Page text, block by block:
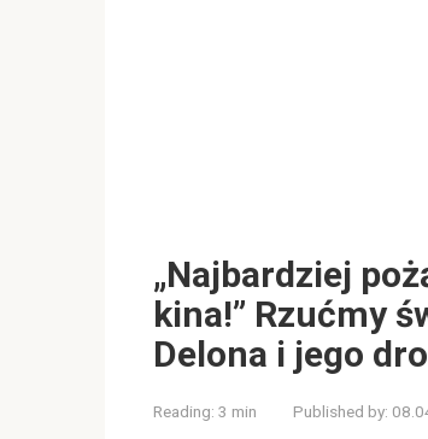
„Najbardziej
kina!” Rzućmy
Delona i jego
Reading: 3 min Published by: